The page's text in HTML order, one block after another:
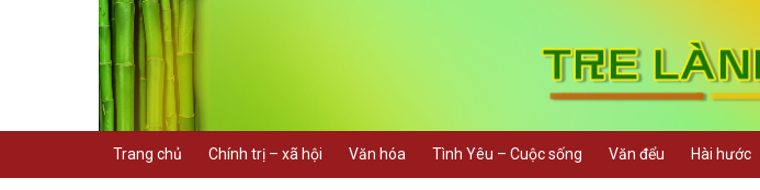
Trang chủ Chính trị – xã hội Văn hóa Tình Yêu – Cuộc sống Văn đểu Hài hước